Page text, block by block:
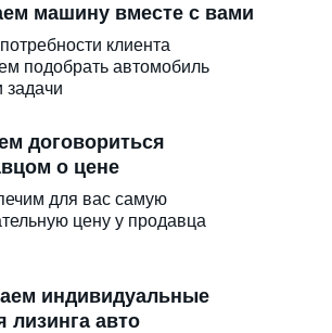
индивидуальные
лизинга авто
договориться
о цене
для вас самую
цену у продавца
машину вместе с вами
клиента
подобрать автомобиль
задачи